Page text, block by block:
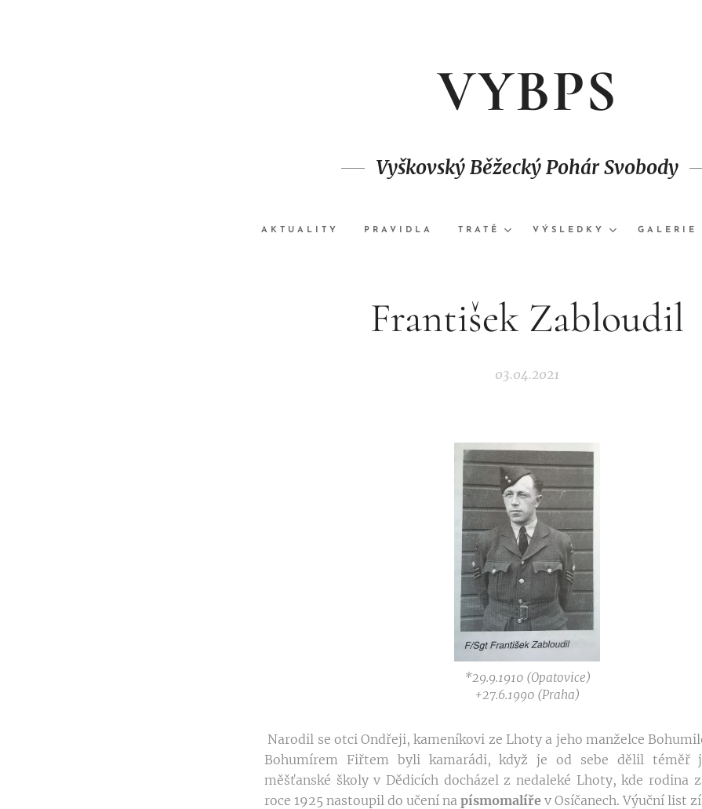
VYBPS
Vyškovský Běžecký Pohár Svobody
AKTUALITY PRAVIDLA TRATĚ VÝSLEDKY GALERIE
František Zabloudil
03.04.2021
*29.9.1910 (Opatovice)
+27.6.1990 (Praha)
Narodil se otci Ondřeji, kameníkovi ze Lhoty a jeho manželce
Bohumírem Fiřtem byli kamarádi, když je od sebe dělil téměř
měšťanské školy v Dědicích docházel z nedaleké Lhoty, kde rodina
roce 1925 nastoupil do učení na písmomalíře v Osíčanech. Výuční list